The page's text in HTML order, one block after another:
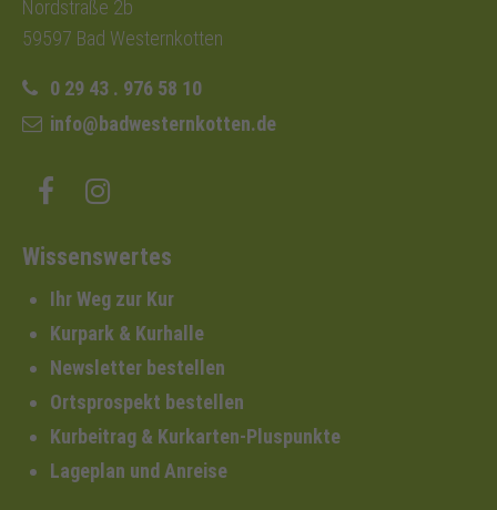
Nordstraße 2b
59597 Bad Westernkotten
0 29 43 . 976 58 10
info@badwesternkotten.de
Wissenswertes
Ihr Weg zur Kur
Kurpark & Kurhalle
Newsletter bestellen
Ortsprospekt bestellen
Kurbeitrag & Kurkarten-Pluspunkte
Lageplan und Anreise